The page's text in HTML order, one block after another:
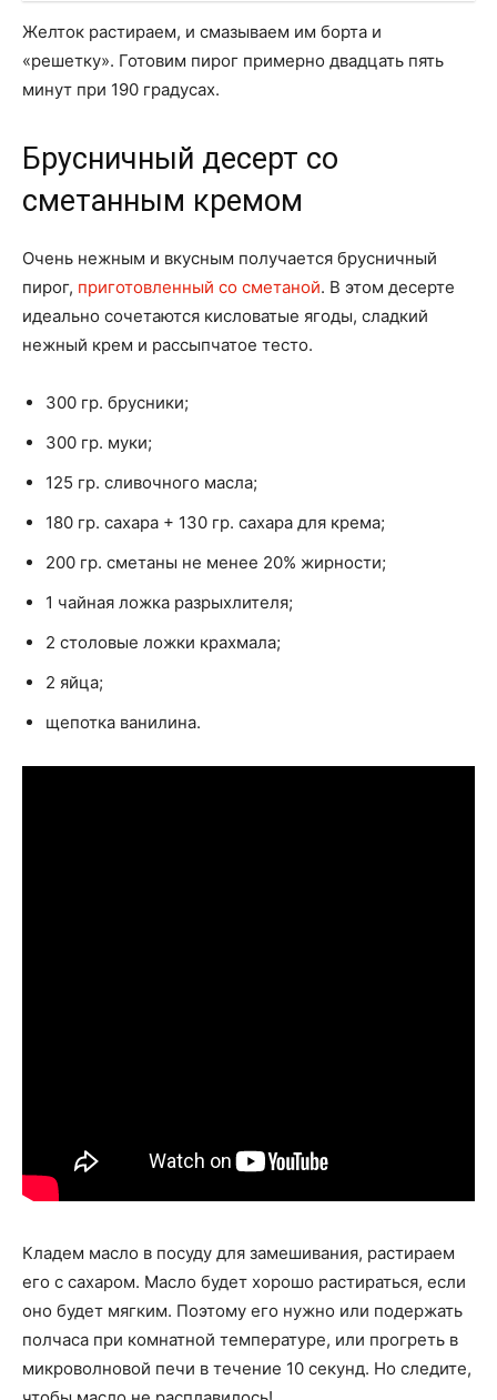
Желток растираем, и смазываем им борта и
«решетку». Готовим пирог примерно двадцать пять
минут при 190 градусах.
Брусничный десерт со
сметанным кремом
Очень нежным и вкусным получается брусничный
пирог, приготовленный со сметаной. В этом десерте
идеально сочетаются кисловатые ягоды, сладкий
нежный крем и рассыпчатое тесто.
300 гр. брусники;
300 гр. муки;
125 гр. сливочного масла;
180 гр. сахара + 130 гр. сахара для крема;
200 гр. сметаны не менее 20% жирности;
1 чайная ложка разрыхлителя;
2 столовые ложки крахмала;
2 яйца;
щепотка ванилина.
Кладем масло в посуду для замешивания, растираем
его с сахаром. Масло будет хорошо растираться, если
оно будет мягким. Поэтому его нужно или подержать
полчаса при комнатной температуре, или прогреть в
микроволновой печи в течение 10 секунд. Но следите,